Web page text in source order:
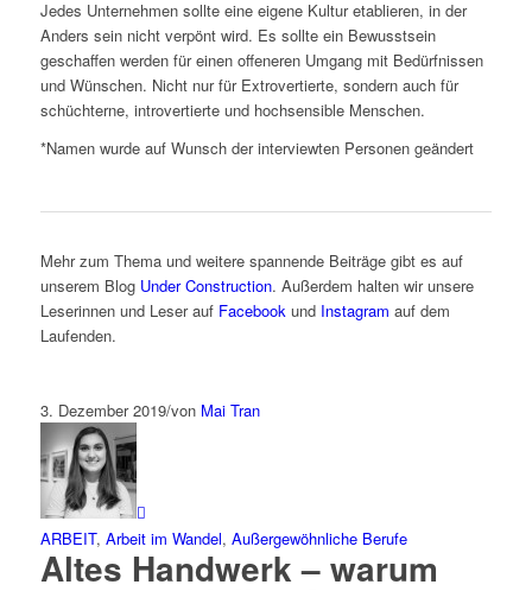
Jedes Unternehmen sollte eine eigene Kultur etablieren, in der
Anders sein nicht verpönt wird. Es sollte ein Bewusstsein
geschaffen werden für einen offeneren Umgang mit Bedürfnissen
und Wünschen. Nicht nur für Extrovertierte, sondern auch für
schüchterne, introvertierte und hochsensible Menschen.
*Namen wurde auf Wunsch der interviewten Personen geändert
Mehr zum Thema und weitere spannende Beiträge gibt es auf
unserem Blog Under Construction. Außerdem halten wir unsere
Leserinnen und Leser auf Facebook und Instagram auf dem
Laufenden.
3. Dezember 2019/von Mai Tran
ARBEIT, Arbeit im Wandel, Außergewöhnliche Berufe
Altes Handwerk – warum